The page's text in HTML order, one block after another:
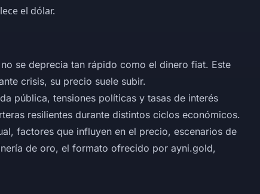
el dólar.
se deprecia tan rápido como el dinero fiat. Este
crisis, su precio suele subir.
pública, tensiones políticas y tasas de interés
resilientes durante distintos ciclos económicos.
factores que influyen en el precio, escenarios de
de oro, el formato ofrecido por ayni.gold,